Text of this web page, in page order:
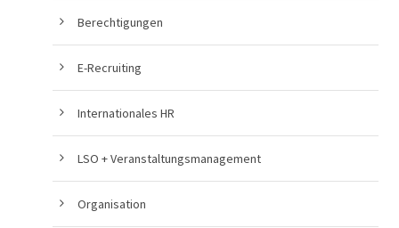
Berechtigungen
E-Recruiting
Internationales HR
LSO + Veranstaltungsmanagement
Organisation